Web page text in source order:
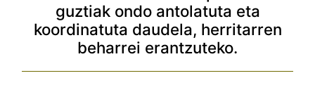
guztiak ondo antolatuta eta
koordinatuta daudela, herritarren
beharrei erantzuteko.